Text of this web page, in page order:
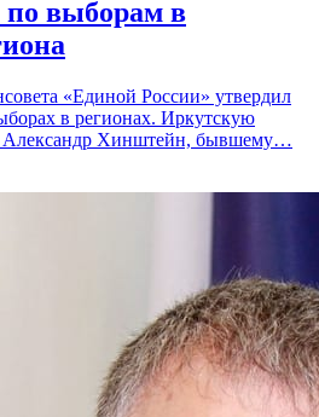
выборам в
«Единой России» утвердил
в регионах. Иркутскую
Александр Хинштейн, бывшему…